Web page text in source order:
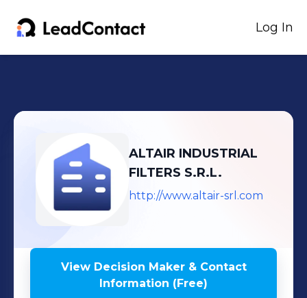
Log In
ALTAIR INDUSTRIAL
FILTERS S.R.L.
http://www.altair-srl.com
View Decision Maker & Contact
Information (Free)